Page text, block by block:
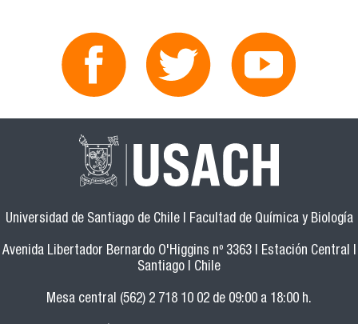
Universidad de Santiago de Chile | Facultad de Química y Biología
Avenida Libertador Bernardo O'Higgins nº 3363 | Estación Central |
Santiago | Chile
Mesa central (562) 2 718 10 02 de 09:00 a 18:00 h.